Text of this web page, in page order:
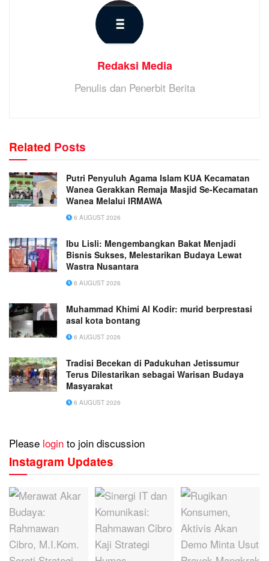
Redaksi Media
Penulis dan Penerbit Berita
Related Posts
Putri Penyuluh Agama Islam KUA Kecamatan
Wanea Gerakkan Remaja Masjid Se-Kecamatan
Wanea Melalui IRMAWA
6 AUGUST 2026
Ibu Lisli: Mengembangkan Bakat Menjadi
Bisnis Sukses, Melestarikan Budaya Lewat
Wastra Nusantara
6 AUGUST 2026
Muhammad Khimi Al Kodir: murid berprestasi
asal kota bontang
6 AUGUST 2026
Tradisi Becekan di Padukuhan Jetissumur
Terus Dilestarikan sebagai Warisan Budaya
Masyarakat
6 AUGUST 2026
Please login to join discussion
Instagram Updates